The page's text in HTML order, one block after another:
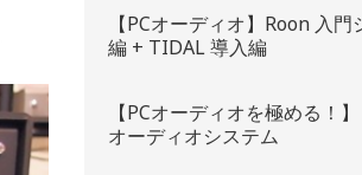
【PCオーディオ】Roon 入
編 + TIDAL 導入編
【PCオーディオを極める！
オーディオシステム